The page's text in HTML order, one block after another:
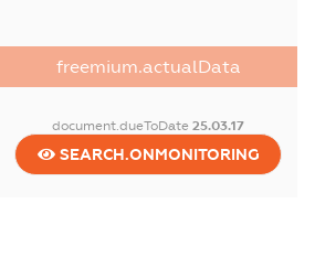
freemium.actualData
document.dueToDate25.03.17
SEARCH.ONMONITORING